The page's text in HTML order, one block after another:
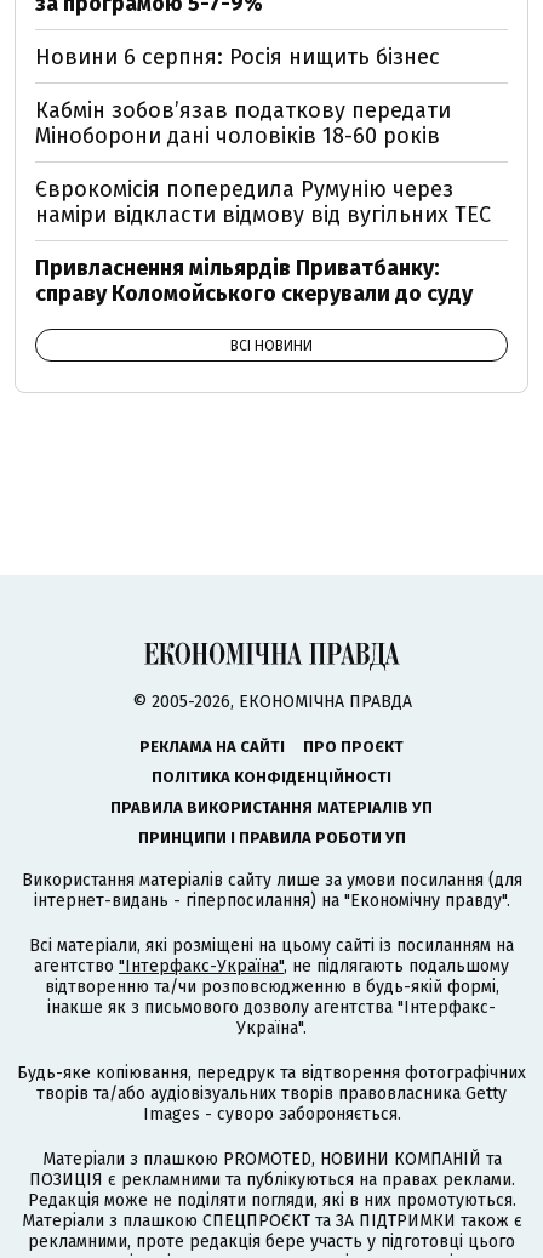
Новини 6 серпня: Росія нищить бізнес
Кабмін зобовʼязав податкову передати
Міноборони дані чоловіків 18-60 років
Єврокомісія попередила Румунію через
наміри відкласти відмову від вугільних ТЕС
Привласнення мільярдів Приватбанку:
справу Коломойського скерували до суду
ВСІ НОВИНИ
© 2005-2026, ЕКОНОМІЧНА ПРАВДА
РЕКЛАМА НА САЙТІ
ПРО ПРОЄКТ
ПОЛІТИКА КОНФІДЕНЦІЙНОСТІ
ПРАВИЛА ВИКОРИСТАННЯ МАТЕРІАЛІВ УП
ПРИНЦИПИ І ПРАВИЛА РОБОТИ УП
Використання матеріалів сайту лише за умови посилання (для
інтернет-видань - гіперпосилання) на "Економічну правду".
Всі матеріали, які розміщені на цьому сайті із посиланням на
агентство "Інтерфакс-Україна", не підлягають подальшому
відтворенню та/чи розповсюдженню в будь-якій формі,
інакше як з письмового дозволу агентства "Інтерфакс-
Україна".
Будь-яке копіювання, передрук та відтворення фотографічних
творів та/або аудіовізуальних творів правовласника Getty
Images - суворо забороняється.
Матеріали з плашкою PROMOTED, НОВИНИ КОМПАНІЙ та
ПОЗИЦІЯ є рекламними та публікуються на правах реклами.
Редакція може не поділяти погляди, які в них промотуються.
Матеріали з плашкою СПЕЦПРОЄКТ та ЗА ПІДТРИМКИ також є
рекламними, проте редакція бере участь у підготовці цього